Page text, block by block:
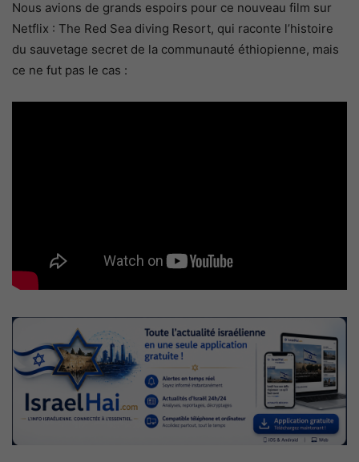
Nous avions de grands espoirs pour ce nouveau film sur
Netflix : The Red Sea diving Resort, qui raconte l’histoire
du sauvetage secret de la communauté éthiopienne, mais
ce ne fut pas le cas :